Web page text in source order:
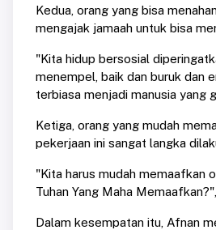
Kedua, orang yang bisa
mengajak jamaah untuk bisa
"Kita hidup bersosial
menempel, baik dan buruk dan
terbiasa menjadi manusia yang
Ketiga, orang yang mudah
pekerjaan ini sangat langka
"Kita harus mudah memaafkan
Tuhan Yang Maha
Dalam kesempatan itu, Afnan